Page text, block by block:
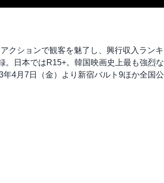
クションで観客を魅了し、興行収入ランキ
。日本ではR15+。韓国映画史上最も強烈な
4月7日（金）より新宿バルト9ほか全国公